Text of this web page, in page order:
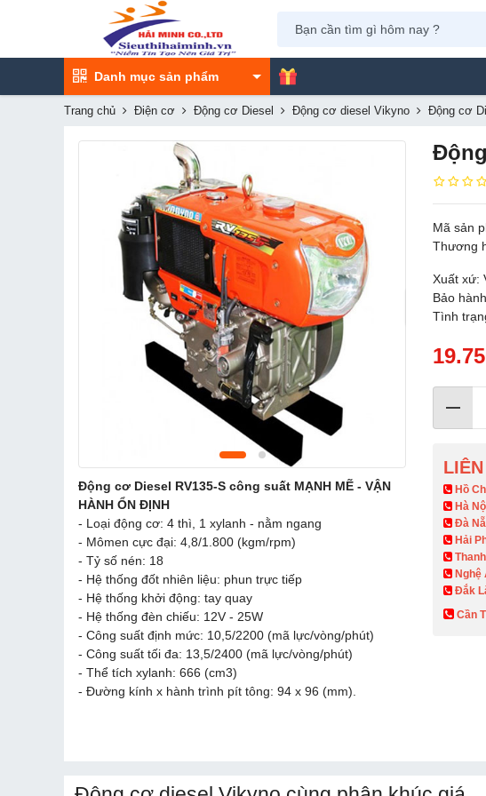
Danh mục sản phẩm
Trang chủ Điện cơ Động cơ Diesel Động cơ diesel Vikyno Động cơ
Động cơ Diesel RV135-S công suất MẠNH MẼ - VẬN
HÀNH ỔN ĐỊNH
- Loại động cơ: 4 thì, 1 xylanh - nằm ngang
- Mômen cực đại: 4,8/1.800 (kgm/rpm)
- Tỷ số nén: 18
- Hệ thống đốt nhiên liệu: phun trực tiếp
- Hệ thống khởi động: tay quay
- Hệ thống đèn chiếu: 12V - 25W
- Công suất định mức: 10,5/2200 (mã lực/vòng/phút)
- Công suất tối đa: 13,5/2400 (mã lực/vòng/phút)
- Thể tích xylanh: 666 (cm3)
- Đường kính x hành trình pít tông: 94 x 96 (mm).
Mã sản
Thương
Xuất xứ:
Bảo
Tình
Hồ
Hà
Đà
Hải
Nghệ
Đắk
Cần